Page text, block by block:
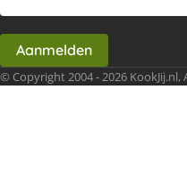
Aanmelden
© Copyright 2004 - 2026